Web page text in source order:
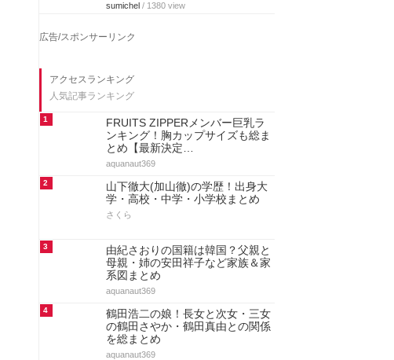
sumichel / 1380 view
広告/スポンサーリンク
アクセスランキング
人気記事ランキング
1
FRUITS ZIPPERメンバー巨乳ラ
ンキング！胸カップサイズも総ま
とめ【最新決定…
aquanaut369
2
山下徹大(加山徹)の学歴！出身大
学・高校・中学・小学校まとめ
さくら
3
由紀さおりの国籍は韓国？父親と
母親・姉の安田祥子など家族＆家
系図まとめ
aquanaut369
4
鶴田浩二の娘！長女と次女・三女
の鶴田さやか・鶴田真由との関係
を総まとめ
aquanaut369